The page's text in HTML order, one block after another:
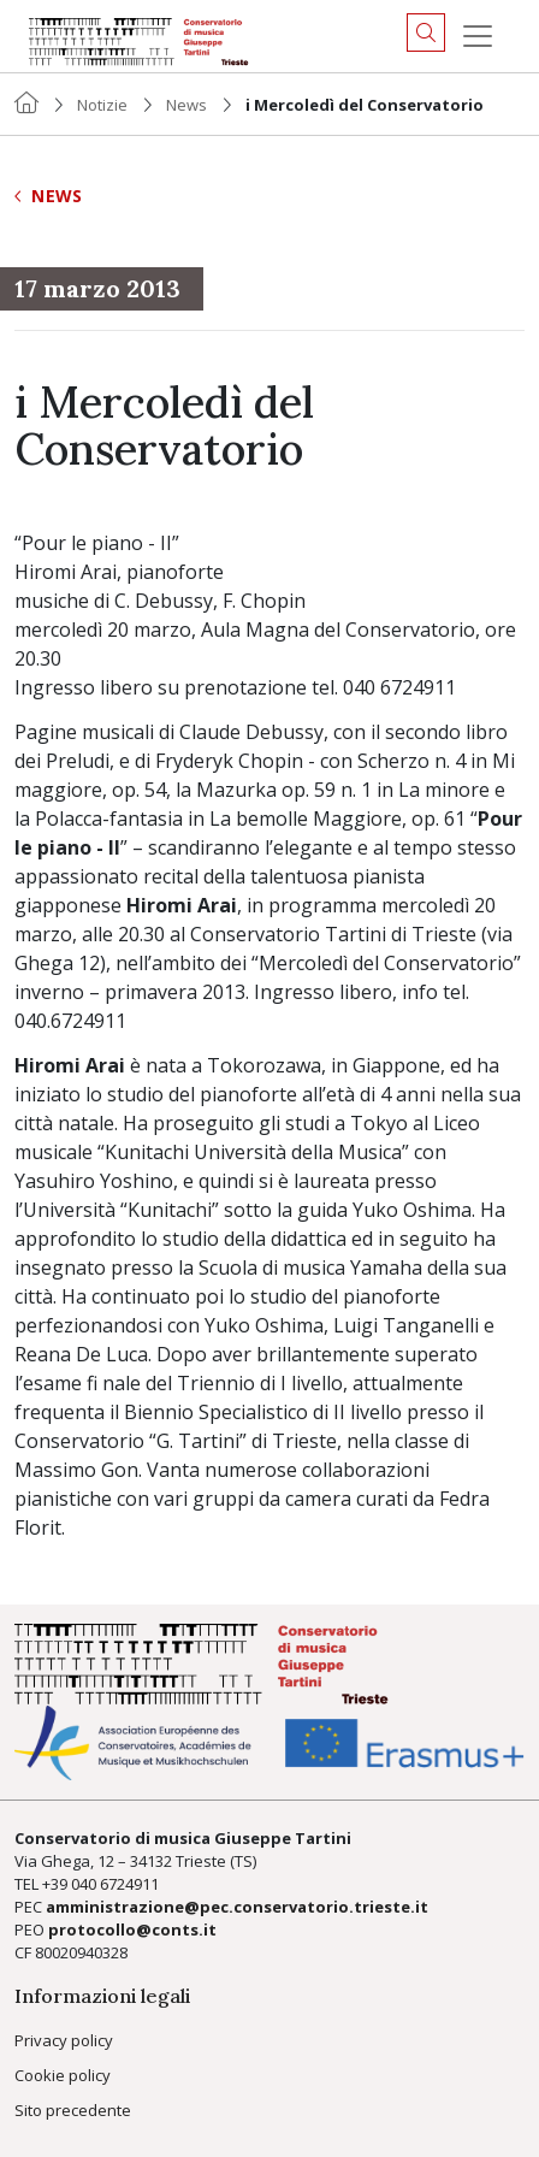
Notizie News i Mercoledì del Conservatorio
NEWS
17 marzo 2013
i Mercoledì del
Conservatorio
“Pour le piano - II”
Hiromi Arai, pianoforte
musiche di C. Debussy, F. Chopin
mercoledì 20 marzo, Aula Magna del Conservatorio, ore
20.30
Ingresso libero su prenotazione tel. 040 6724911
Pagine musicali di Claude Debussy, con il secondo libro
dei Preludi, e di Fryderyk Chopin - con Scherzo n. 4 in Mi
maggiore, op. 54, la Mazurka op. 59 n. 1 in La minore e
la Polacca-fantasia in La bemolle Maggiore, op. 61 “Pour
le piano - II” – scandiranno l’elegante e al tempo stesso
appassionato recital della talentuosa pianista
giapponese Hiromi Arai, in programma mercoledì 20
marzo, alle 20.30 al Conservatorio Tartini di Trieste (via
Ghega 12), nell’ambito dei “Mercoledì del Conservatorio”
inverno – primavera 2013. Ingresso libero, info tel.
040.6724911
Hiromi Arai è nata a Tokorozawa, in Giappone, ed ha
iniziato lo studio del pianoforte all’età di 4 anni nella sua
città natale. Ha proseguito gli studi a Tokyo al Liceo
musicale “Kunitachi Università della Musica” con
Yasuhiro Yoshino, e quindi si è laureata presso
l’Università “Kunitachi” sotto la guida Yuko Oshima. Ha
approfondito lo studio della didattica ed in seguito ha
insegnato presso la Scuola di musica Yamaha della sua
città. Ha continuato poi lo studio del pianoforte
perfezionandosi con Yuko Oshima, Luigi Tanganelli e
Reana De Luca. Dopo aver brillantemente superato
l’esame fi nale del Triennio di I livello, attualmente
frequenta il Biennio Specialistico di II livello presso il
Conservatorio “G. Tartini” di Trieste, nella classe di
Massimo Gon. Vanta numerose collaborazioni
pianistiche con vari gruppi da camera curati da Fedra
Florit.
Conservatorio di musica Giuseppe Tartini
Via Ghega, 12 – 34132 Trieste (TS)
TEL +39040 6724911
PEC amministrazione@pec.conservatorio.trieste.it
PEO protocollo@conts.it
CF 80020940328
Informazioni legali
Privacy policy
Cookie policy
Sito precedente